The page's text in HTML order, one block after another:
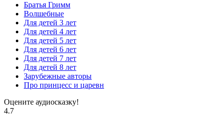
Братья Гримм
Волшебные
Для детей 3 лет
Для детей 4 лет
Для детей 5 лет
Для детей 6 лет
Для детей 7 лет
Для детей 8 лет
Зарубежные авторы
Про принцесс и царевн
Оцените аудиосказку!
4.7